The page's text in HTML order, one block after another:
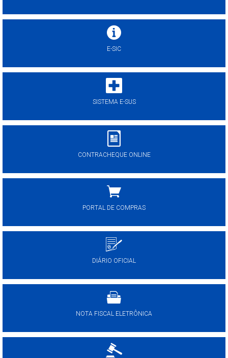
E-SIC
SISTEMA E-SUS
CONTRACHEQUE ONLINE
PORTAL DE COMPRAS
DIÁRIO OFICIAL
NOTA FISCAL ELETRÔNICA